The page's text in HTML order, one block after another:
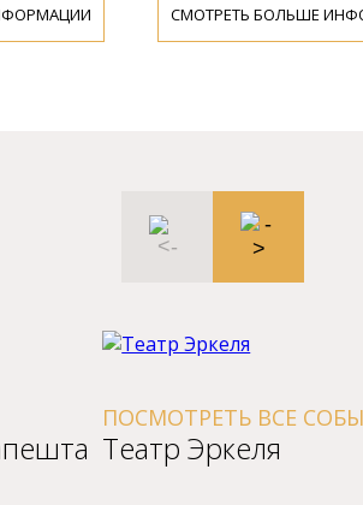
СМОТРЕТЬ БОЛЬШЕ
ПОСМОТРЕТЬ ВСЕ
Театр Эркеля